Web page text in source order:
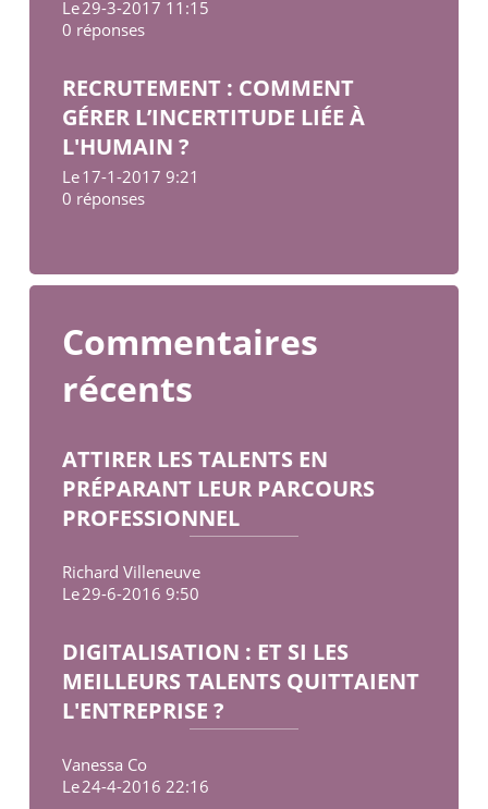
Le29-3-2017 11:15
0 réponses
RECRUTEMENT : COMMENT
GÉRER L’INCERTITUDE LIÉE À
L'HUMAIN ?
Le17-1-2017 9:21
0 réponses
Commentaires
récents
ATTIRER LES TALENTS EN
PRÉPARANT LEUR PARCOURS
PROFESSIONNEL
Richard Villeneuve
Le29-6-2016 9:50
DIGITALISATION : ET SI LES
MEILLEURS TALENTS QUITTAIENT
L'ENTREPRISE ?
Vanessa Co
Le24-4-2016 22:16